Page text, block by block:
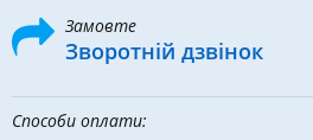
Замовте
Зворотній дзвінок
Способи оплати: